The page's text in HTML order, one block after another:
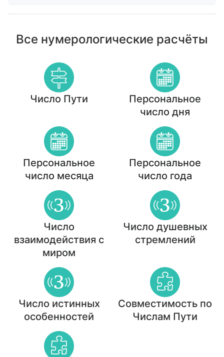
Все нумерологические расчёты
Число Пути
Персональное
число дня
Персональное
число месяца
Персональное
число года
Число
взаимодействия с
миром
Число душевных
стремлений
Число истинных
особенностей
Совместимость по
Числам Пути